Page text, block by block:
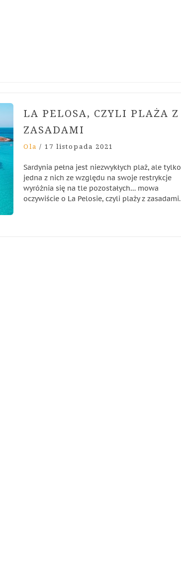
LA PELOSA, CZYLI PLAŻA Z
ZASADAMI
Ola / 17 listopada 2021
Sardynia pełna jest niezwykłych plaż, ale tylko
jedna z nich ze względu na swoje restrykcje
wyróżnia się na tle pozostałych… mowa
oczywiście o La Pelosie, czyli plaży z zasadami.